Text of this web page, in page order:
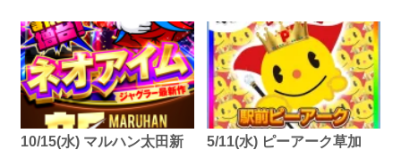
10/15(水) マルハン太田新
5/11(水) ピーアーク草加